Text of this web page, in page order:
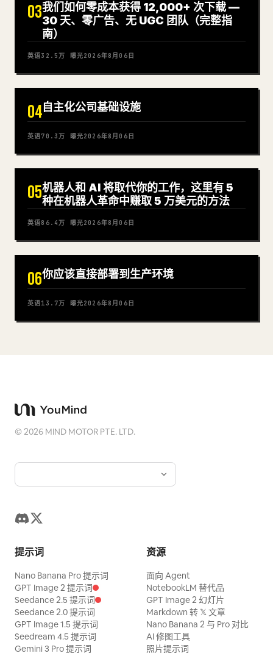
03我们如何零成本获得 12,000+ 次下载 —
30 天、零广告、无 UGC 团队（完整指
南）
英语32.5万 曝光2026年8月06日
04自主化公司基础设施
英语70.3万 曝光2026年8月06日
05机器人和 AI 将取代你的工作，这里有 5
种在机器人革命中赚取 5 万美元的方法
英语86.4万 曝光2026年8月06日
06你应该直接部署到生产环境
英语13.7万 曝光2026年8月06日
©2026 MIND MOTOR PTE. LTD.
提示词
Nano Banana Pro 提示词
GPT Image 2 提示词
Seedance 2.5 提示词
Seedance 2.0 提示词
GPT Image 1.5 提示词
Seedream 4.5 提示词
Gemini 3 Pro 提示词
资源
面向 Agent
NotebookLM 替代品
GPT Image 2 幻灯片
Markdown 转 𝕏 文章
Nano Banana 2 与 Pro 对比
AI 修图工具
照片提示词